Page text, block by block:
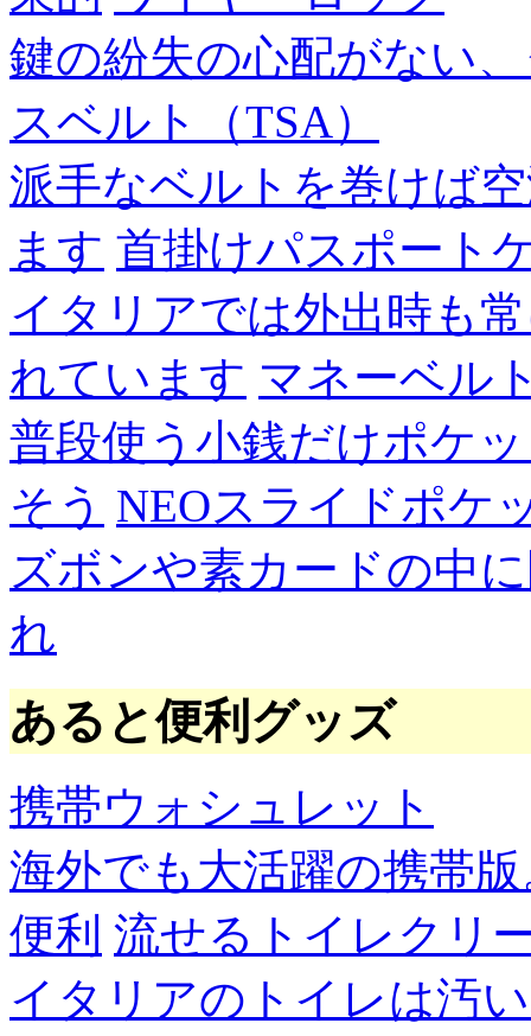
鍵の紛失の心配がない
スベルト（TSA）
派手なベルトを巻けば
ます 首掛けパスポート
イタリアでは外出時も
れています マネーベル
普段使う小銭だけポケ
そう NEOスライドポケ
ズボンや素カードの中
れ
あると便利グッズ
携帯ウォシュレット
海外でも大活躍の携帯
便利 流せるトイレクリ
イタリアのトイレは汚